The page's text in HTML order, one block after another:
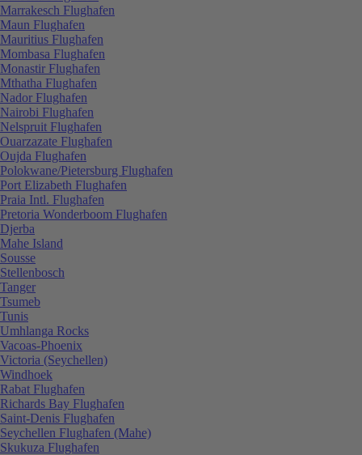
Marrakesch Flughafen
Maun Flughafen
Mauritius Flughafen
Mombasa Flughafen
Monastir Flughafen
Mthatha Flughafen
Nador Flughafen
Nairobi Flughafen
Nelspruit Flughafen
Ouarzazate Flughafen
Oujda Flughafen
Polokwane/Pietersburg Flughafen
Port Elizabeth Flughafen
Praia Intl. Flughafen
Pretoria Wonderboom Flughafen
Djerba
Mahe Island
Sousse
Stellenbosch
Tanger
Tsumeb
Tunis
Umhlanga Rocks
Vacoas-Phoenix
Victoria (Seychellen)
Windhoek
Rabat Flughafen
Richards Bay Flughafen
Saint-Denis Flughafen
Seychellen Flughafen (Mahe)
Skukuza Flughafen